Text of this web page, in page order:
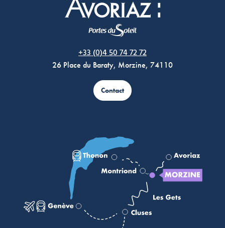
+33 (0)4 50 74 72 72
26 Place du Baraty, Morzine, 74110
Contact